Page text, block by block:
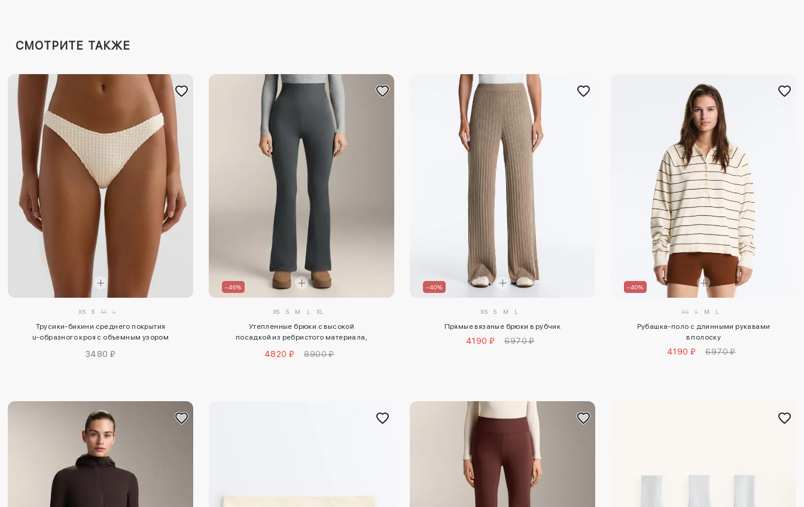
СМОТРИТЕ ТАКЖЕ
XS S M L
Трусики-бикини среднего покрытия
u-образного кроя с объемным узором
3480 ₽
–46%
XS S M L XL
Утепленные брюки с высокой
посадкой из ребристого материала,
4820 ₽ 8900 ₽
–40%
XS S M L
Прямые вязаные брюки в рубчик
4190 ₽ 6970 ₽
–40%
XS S M L
Рубашка-поло с длинными рукавами
в полоску
4190 ₽ 6970 ₽